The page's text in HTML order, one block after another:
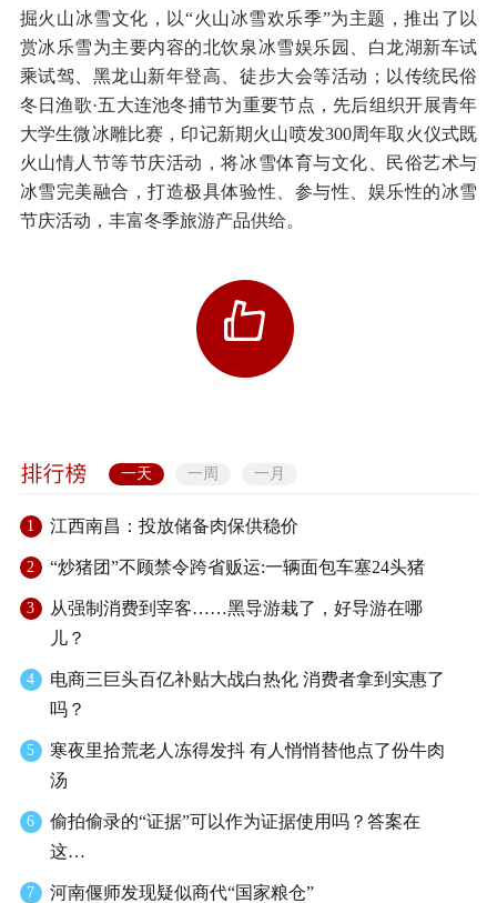
掘火山冰雪文化，以“火山冰雪欢乐季”为主题，推出了以
赏冰乐雪为主要内容的北饮泉冰雪娱乐园、白龙湖新车试
乘试驾、黑龙山新年登高、徒步大会等活动；以传统民俗
冬日渔歌·五大连池冬捕节为重要节点，先后组织开展青年
大学生微冰雕比赛，印记新期火山喷发300周年取火仪式既
火山情人节等节庆活动，将冰雪体育与文化、民俗艺术与
冰雪完美融合，打造极具体验性、参与性、娱乐性的冰雪
节庆活动，丰富冬季旅游产品供给。
一天 一周 一月
1 江西南昌：投放储备肉保供稳价
2 “炒猪团”不顾禁令跨省贩运:一辆面包车塞24头猪
3
从强制消费到宰客……黑导游栽了，好导游在哪
儿？
4
电商三巨头百亿补贴大战白热化 消费者拿到实惠了
吗？
5
寒夜里拾荒老人冻得发抖 有人悄悄替他点了份牛肉
汤
6
偷拍偷录的“证据”可以作为证据使用吗？答案在
这…
7 河南偃师发现疑似商代“国家粮仓”